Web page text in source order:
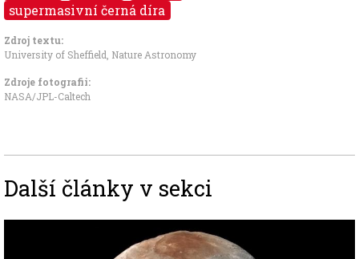
supermasivní černá díra
Zdroj textu:
University of Sheffield, Nature Astronomy
Zdroje fotografii:
NASA/JPL-Caltech
Další články v sekci